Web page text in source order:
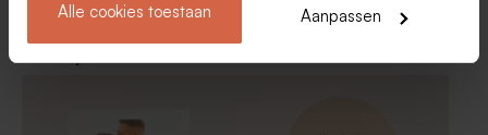
Alle cookies toestaan Aanpassen
Bedankkaartje huwelijk met
foto en minimalistisch
Stijlvol beddankkaartje
bruiloft met bloemenkrans